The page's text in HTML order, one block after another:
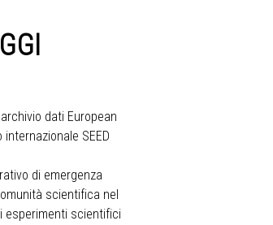
dati European
SEED
di emergenza
scientifica nel
esperimenti scientifici